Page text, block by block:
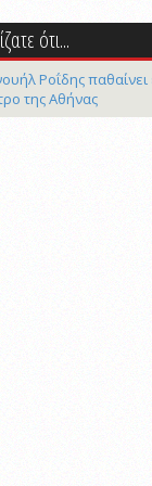
ότι...
Ροΐδης
της Αθήνας